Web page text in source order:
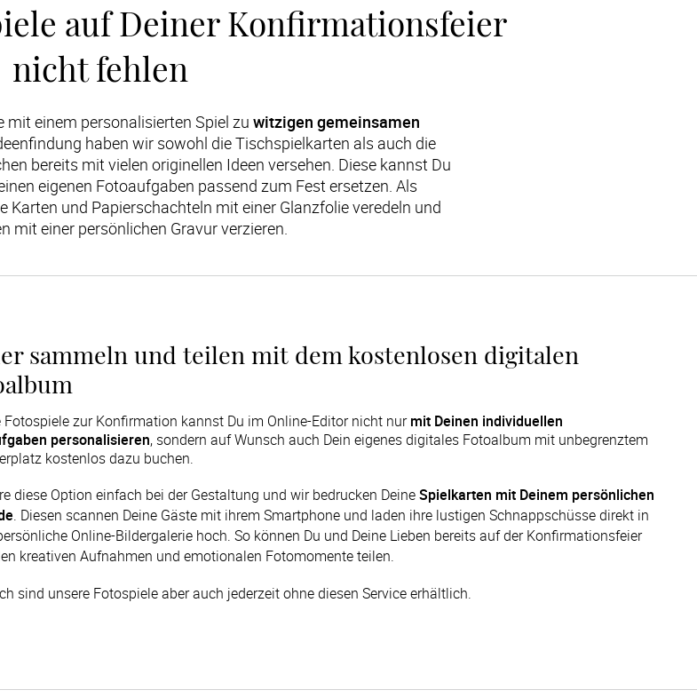
auf Deiner Konfirmationsfeier
nicht fehlen
einem personalisierten Spiel zu witzigen gemeinsamen
haben wir sowohl die Tischspielkarten als auch die
bereits mit vielen originellen Ideen versehen. Diese kannst Du
eigenen Fotoaufgaben passend zum Fest ersetzen. Als
Karten und Papierschachteln mit einer Glanzfolie veredeln und
mit einer persönlichen Gravur verzieren.
sammeln und teilen mit dem kostenlosen digitalen
Fotospiele zur Konfirmation kannst Du im Online-Editor nicht nurmit Deinen individuellen
personalisieren, sondern auf Wunsch auch Dein eigenes digitales Fotoalbum mit unbegrenztem
kostenlos dazu buchen.
diese Option einfach bei der Gestaltung und wir bedrucken Deine Spielkarten mit Deinem persönlichen
. Diesen scannen Deine Gäste mit ihrem Smartphone und laden ihre lustigen Schnappschüsse direkt in
Online-Bildergalerie hoch. So können Du und Deine Lieben bereits auf der Konfirmationsfeier
kreativen Aufnahmen und emotionalen Fotomomente teilen.
sind unsere Fotospiele aber auch jederzeit ohne diesen Service erhältlich.